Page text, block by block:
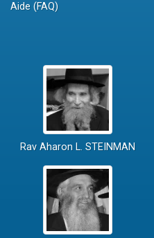
Aide (FAQ)
Rav Aharon L. STEINMAN